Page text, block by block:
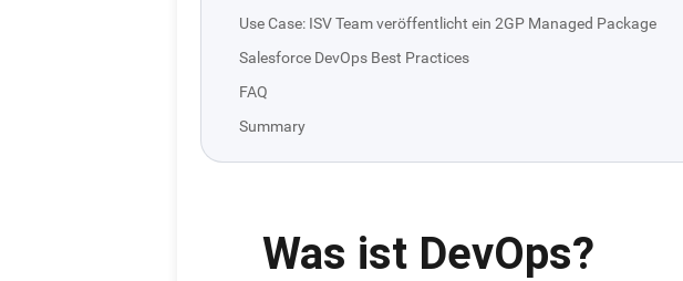
Use Case: ISV Team veröffentlicht ein 2GP Managed Package
Salesforce DevOps Best Practices
FAQ
Summary
Was ist DevOps?